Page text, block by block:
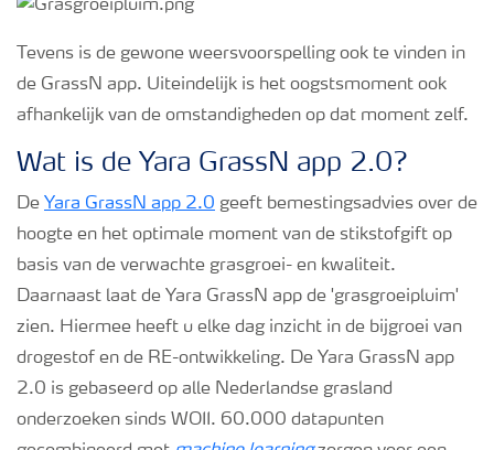
Tevens is de gewone weersvoorspelling ook te vinden in
de GrassN app. Uiteindelijk is het oogstsmoment ook
afhankelijk van de omstandigheden op dat moment zelf.
Wat is de Yara GrassN app 2.0?
De Yara GrassN app 2.0 geeft bemestingsadvies over de
hoogte en het optimale moment van de stikstofgift op
basis van de verwachte grasgroei- en kwaliteit.
Daarnaast laat de Yara GrassN app de 'grasgroeipluim'
zien. Hiermee heeft u elke dag inzicht in de bijgroei van
drogestof en de RE-ontwikkeling. De Yara GrassN app
2.0 is gebaseerd op alle Nederlandse grasland
onderzoeken sinds WOII. 60.000 datapunten